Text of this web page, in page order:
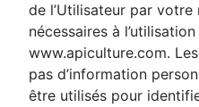
de l’Utilisateur par
nécessaires à
www.apiculture.com.
pas d’information
être utilisés pour